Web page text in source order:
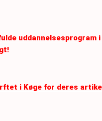
uddannelsesprogram
i Køge for deres